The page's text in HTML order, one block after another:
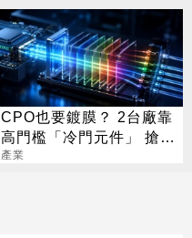
CPO也要鍍膜？ 2台廠靠
高門檻「冷門元件」 搶下
AI關鍵入場券
產業